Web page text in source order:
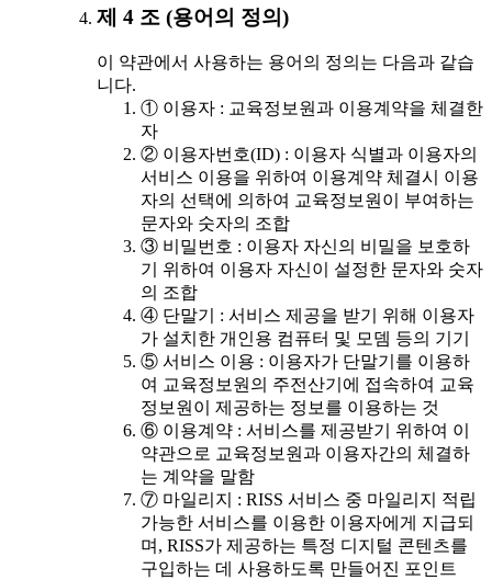
제 4 조 (용어의 정의)
이 약관에서 사용하는 용어의 정의는 다음과 같습
니다.
① 이용자 : 교육정보원과 이용계약을 체결한
자
② 이용자번호(ID) : 이용자 식별과 이용자의
서비스 이용을 위하여 이용계약 체결시 이용
자의 선택에 의하여 교육정보원이 부여하는
문자와 숫자의 조합
③ 비밀번호 : 이용자 자신의 비밀을 보호하
기 위하여 이용자 자신이 설정한 문자와 숫자
의 조합
④ 단말기 : 서비스 제공을 받기 위해 이용자
가 설치한 개인용 컴퓨터 및 모뎀 등의 기기
⑤ 서비스 이용 : 이용자가 단말기를 이용하
여 교육정보원의 주전산기에 접속하여 교육
정보원이 제공하는 정보를 이용하는 것
⑥ 이용계약 : 서비스를 제공받기 위하여 이
약관으로 교육정보원과 이용자간의 체결하
는 계약을 말함
⑦ 마일리지 : RISS 서비스 중 마일리지 적립
가능한 서비스를 이용한 이용자에게 지급되
며, RISS가 제공하는 특정 디지털 콘텐츠를
구입하는 데 사용하도록 만들어진 포인트